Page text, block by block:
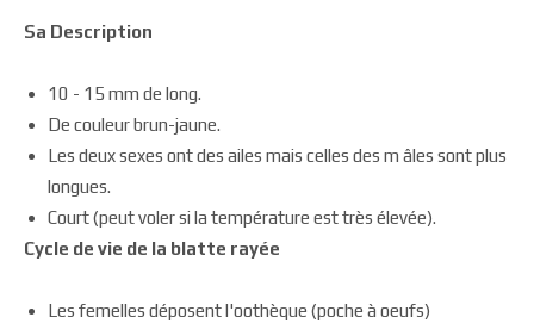
Sa Description
10 - 15 mm de long.
De couleur brun-jaune.
Les deux sexes ont des ailes mais celles des m âles sont plus
longues.
Court (peut voler si la température est très élevée).
Cycle de vie de la blatte rayée
Les femelles déposent l'oothèque (poche à oeufs)